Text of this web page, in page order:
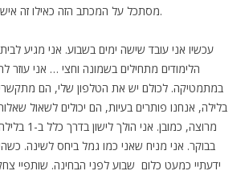
מסתכל על המכתב הזה כאילו זה אישור לעוד שנה של חיים.
עכשיו אני עובד שישה ימים בשבוע. אני מגיע
הלימודים מתחילים בשמונה וחצי … אני עוזר
במתמטיקה. לכולם יש את הטלפון שלי, הם
בלילה, אנחנו פותרים בעיות, הם יכולים לשאול
מרוצה,
בבוקר. אני מניח שאני כמו גמל ביחס לשינה.
ידעתיי כמעט כלום שבוע לפני הבחינה. שותפיי